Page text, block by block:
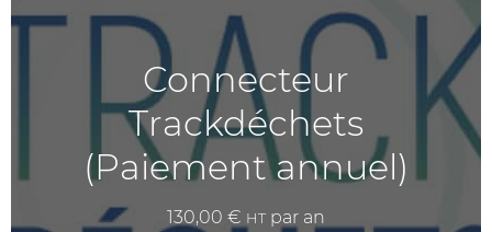
Connecteur
Trackdéchets
(Paiement annuel)
130,00 € HT par an